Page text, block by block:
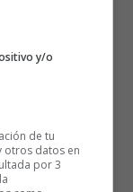
Flashcards
y/o
de tu
otros datos en
por 3